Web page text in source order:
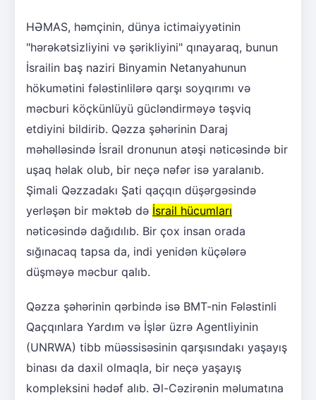
HƏMAS, həmçinin, dünya ictimaiyyətinin
"hərəkətsizliyini və şərikliyini" qınayaraq, bunun
İsrailin baş naziri Binyamin Netanyahunun
hökumətini fələstinlilərə qarşı soyqırımı və
məcburi köçkünlüyü gücləndirməyə təşviq
etdiyini bildirib. Qəzza şəhərinin Daraj
məhəlləsində İsrail dronunun atəşi nəticəsində bir
uşaq həlak olub, bir neçə nəfər isə yaralanıb.
Şimali Qəzzadakı Şati qaçqın düşərgəsində
yerləşən bir məktəb də İsrail hücumları
nəticəsində dağıdılıb. Bir çox insan orada
sığınacaq tapsa da, indi yenidən küçələrə
düşməyə məcbur qalıb.
Qəzza şəhərinin qərbində isə BMT-nin Fələstinli
Qaçqınlara Yardım və İşlər üzrə Agentliyinin
(UNRWA) tibb müəssisəsinin qarşısındakı yaşayış
binası da daxil olmaqla, bir neçə yaşayış
kompleksini hədəf alıb. Əl-Cəzirənin məlumatına